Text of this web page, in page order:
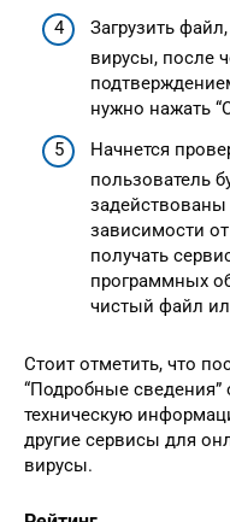
Загрузить
вирусы, после
нужно нажать
Начнется
пользователь
задействованы
зависимости от
получать
программных
чистый файл
Стоит отметить, что
“Подробные
техническую
другие сервисы для
вирусы.